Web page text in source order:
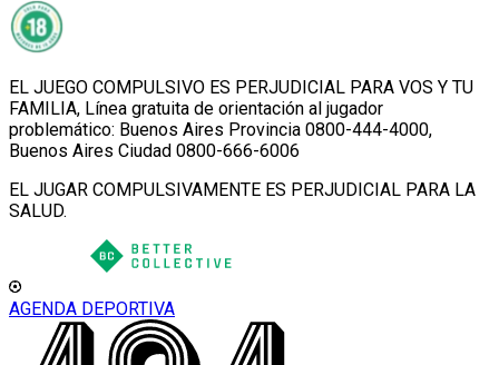
EL JUEGO COMPULSIVO ES PERJUDICIAL PARA VOS Y TU
FAMILIA, Línea gratuita de orientación al jugador
problemático: Buenos Aires Provincia 0800-444-4000,
Buenos Aires Ciudad 0800-666-6006
EL JUGAR COMPULSIVAMENTE ES PERJUDICIAL PARA LA
SALUD.
AGENDA DEPORTIVA